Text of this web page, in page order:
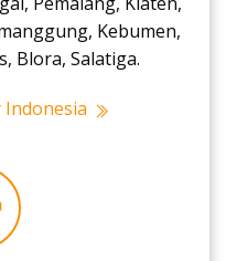
Kebumen,
Blora, Salatiga.
Indonesia